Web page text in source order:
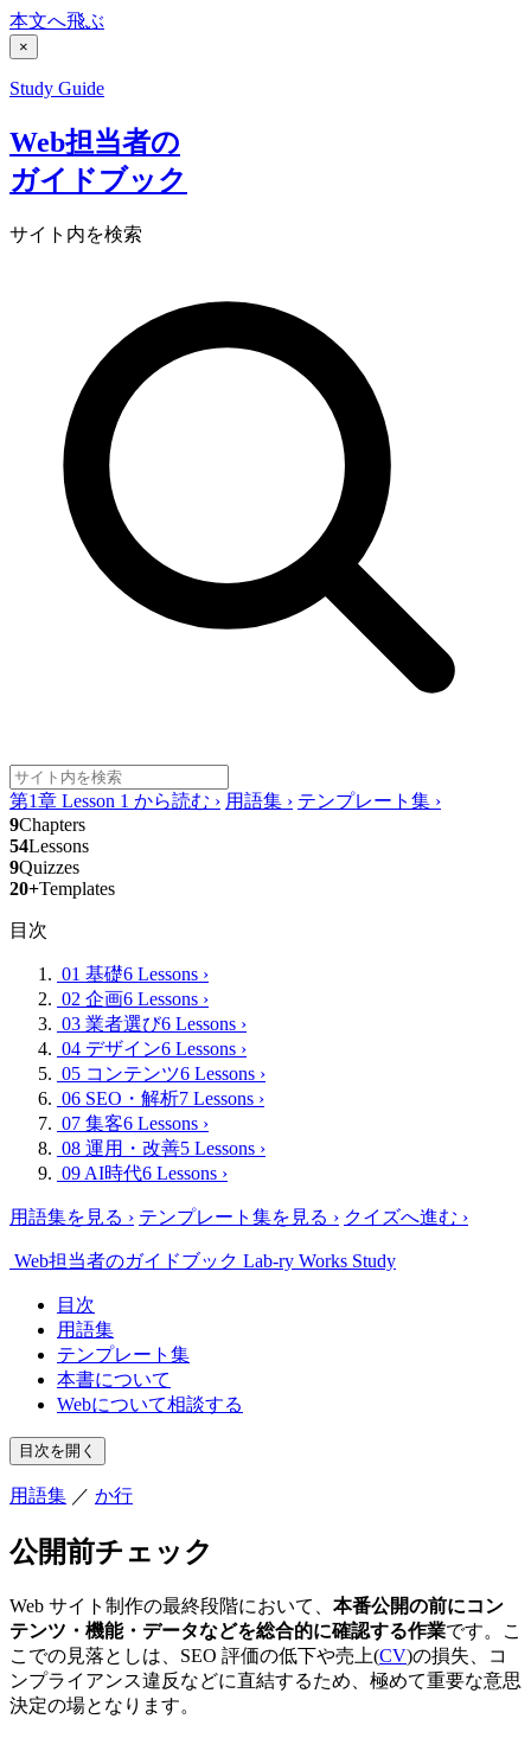
本文へ飛ぶ
×
Study Guide
Web担当者の
ガイドブック
サイト内を検索
第1章 Lesson 1 から読む › 用語集 › テンプレート集 ›
9Chapters
54Lessons
9Quizzes
20+Templates
目次
01 基礎6 Lessons ›
02 企画6 Lessons ›
03 業者選び6 Lessons ›
04 デザイン6 Lessons ›
05 コンテンツ6 Lessons ›
06 SEO・解析7 Lessons ›
07 集客6 Lessons ›
08 運用・改善5 Lessons ›
09 AI時代6 Lessons ›
用語集を見る › テンプレート集を見る › クイズへ進む ›
Web担当者のガイドブック Lab-ry Works Study
目次
用語集
テンプレート集
本書について
Webについて相談する
目次を開く
用語集 ／ か行
公開前チェック
Web サイト制作の最終段階において、 本番公開の前にコン
テンツ・機能・データなどを総合的に確認する作業です。こ
こでの見落としは、SEO 評価の低下や売上(CV)の損失、コ
ンプライアンス違反などに直結するため、極めて重要な意思
決定の場となります。